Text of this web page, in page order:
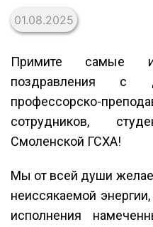
01.08.2025
Примите самые
поздравления
профессорско-
сотрудников,
Смоленской ГСХА!
Мы от всей души
неиссякаемой
исполнения